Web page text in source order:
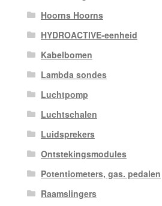
Hoorns Hoorns
HYDROACTIVE-eenheid
Kabelbomen
Lambda sondes
Luchtpomp
Luchtschalen
Luidsprekers
Ontstekingsmodules
Potentiometers, gas. pedalen
Raamslingers